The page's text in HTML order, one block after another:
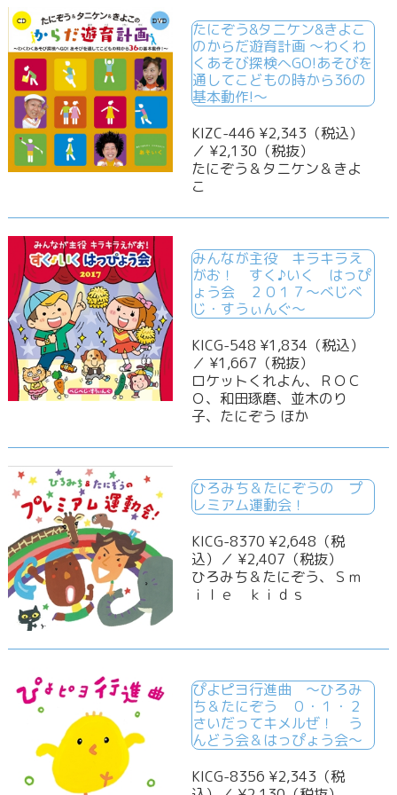
たにぞう&タニケン&きよこ
のからだ遊育計画 ～わくわ
くあそび探検へGO!あそびを
通してこどもの時から36の
基本動作!～
KIZC-446 ¥2,343（税込）
／ ¥2,130（税抜）
たにぞう＆タニケン＆きよ
こ
みんなが主役 キラキラえ
がお！ すく♪いく はっぴ
ょう会 ２０１７～べじべ
じ・すうぃんぐ～
KICG-548 ¥1,834（税込）
／ ¥1,667（税抜）
ロケットくれよん、ＲＯＣ
Ｏ、和田琢磨、並木のり
子、たにぞう ほか
ひろみち＆たにぞうの プ
レミアム運動会！
KICG-8370 ¥2,648（税
込）／ ¥2,407（税抜）
ひろみち＆たにぞう、Ｓｍ
ｉｌｅ ｋｉｄｓ
ぴよピヨ行進曲 ～ひろみ
ち＆たにぞう ０・１・２
さいだってキメルぜ！ う
んどう会＆はっぴょう会～
KICG-8356 ¥2,343（税